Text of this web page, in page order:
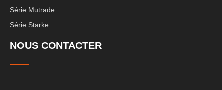
Série Mutrade
Série Starke
NOUS CONTACTER